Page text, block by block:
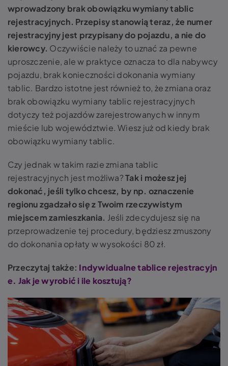
wprowadzony brak obowiązku wymiany tablic
rejestracyjnych. Przepisy stanowią teraz, że numer
rejestracyjny jest przypisany do pojazdu, a nie do
kierowcy. Oczywiście należy to uznać za pewne
uproszczenie, ale w praktyce oznacza to dla nabywcy
pojazdu, brak konieczności dokonania wymiany
tablic. Bardzo istotne jest również to, że zmiana oraz
brak obowiązku wymiany tablic rejestracyjnych
dotyczy też pojazdów zarejestrowanych w innym
mieście lub województwie. Wiesz już od kiedy brak
obowiązku wymiany tablic.
Czy jednak w takim raziezmiana tablic
rejestracyjnych jest możliwa?Tak i możesz jej
dokonać, jeśli tylko chcesz, by np. oznaczenie
regionu zgadzało się z Twoim rzeczywistym
miejscem zamieszkania. Jeśli zdecydujesz się na
przeprowadzenie tej procedury, będziesz zmuszony
do dokonania opłaty w wysokości 80 zł.
Przeczytaj także: Indywidualne tablice rejestracyjn
e. Jak je wyrobić i ile kosztują?